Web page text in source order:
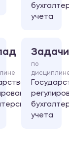
учета
Задачи
по
учета